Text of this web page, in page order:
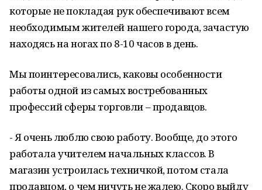
которые не покладая рук обеспечивают всем
необходимым жителей нашего города, зачастую
находясь на ногах по 8-10 часов в день.
Мы поинтересовались, каковы особенности
работы одной из самых востребованных
профессий сферы торговли – продавцов.
- Я очень люблю свою работу. Вообще, до этого
работала учителем начальных классов. В
магазин устроилась техничкой, потом стала
продавцом, о чем ничуть не жалею. Скоро выйду